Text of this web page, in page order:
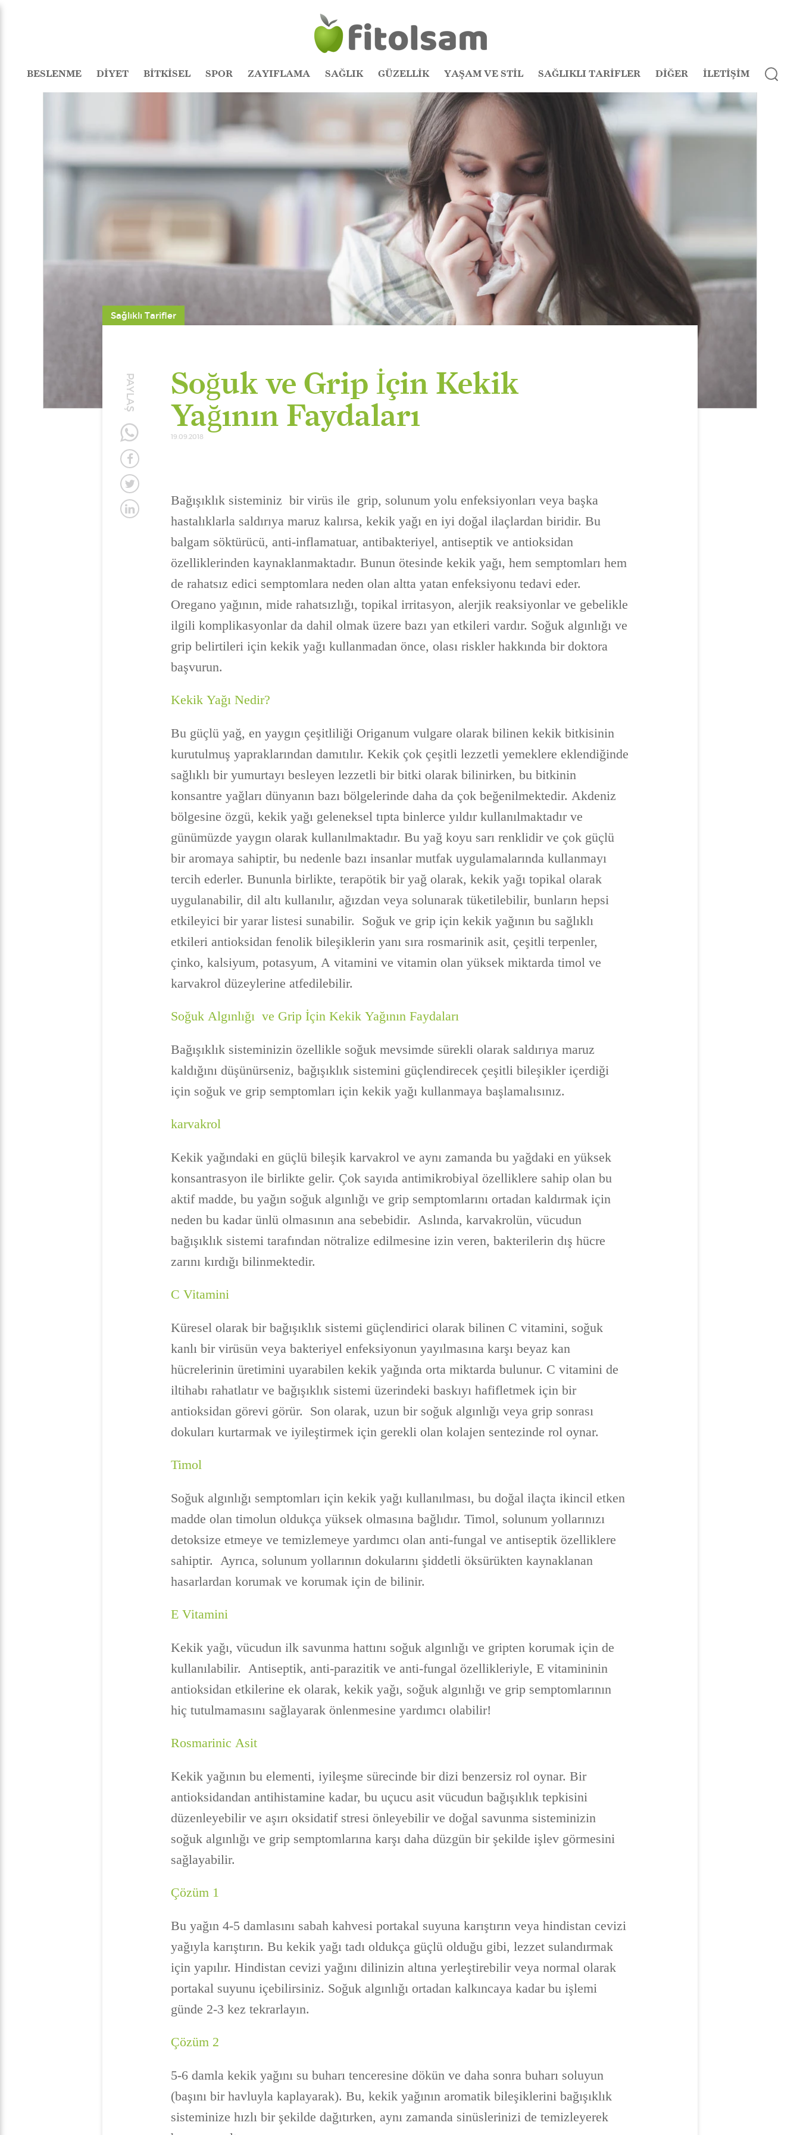
BESLENME DİYET BİTKİSEL SPOR ZAYIFLAMA SAĞLIK GÜZELLİK YAŞAM VE STİL SAĞLIKLI TARİFLER DİĞER İLETİŞİM
PAYLAŞ
Sağlıklı Tarifler
Soğuk ve Grip İçin Kekik
Yağının Faydaları
19.09.2018
Bağışıklık sisteminiz bir virüs ile grip, solunum yolu enfeksiyonları veya başka
hastalıklarla saldırıya maruz kalırsa, kekik yağı en iyi doğal ilaçlardan biridir. Bu
balgam söktürücü, anti-inflamatuar, antibakteriyel, antiseptik ve antioksidan
özelliklerinden kaynaklanmaktadır. Bunun ötesinde kekik yağı, hem semptomları hem
de rahatsız edici semptomlara neden olan altta yatan enfeksiyonu tedavi eder.
Oregano yağının, mide rahatsızlığı, topikal irritasyon, alerjik reaksiyonlar ve gebelikle
ilgili komplikasyonlar da dahil olmak üzere bazı yan etkileri vardır. Soğuk algınlığı ve
grip belirtileri için kekik yağı kullanmadan önce, olası riskler hakkında bir doktora
başvurun.
Kekik Yağı Nedir?
Bu güçlü yağ, en yaygın çeşitliliği Origanum vulgare olarak bilinen kekik bitkisinin
kurutulmuş yapraklarından damıtılır. Kekik çok çeşitli lezzetli yemeklere eklendiğinde
sağlıklı bir yumurtayı besleyen lezzetli bir bitki olarak bilinirken, bu bitkinin
konsantre yağları dünyanın bazı bölgelerinde daha da çok beğenilmektedir. Akdeniz
bölgesine özgü, kekik yağı geleneksel tıpta binlerce yıldır kullanılmaktadır ve
günümüzde yaygın olarak kullanılmaktadır. Bu yağ koyu sarı renklidir ve çok güçlü
bir aromaya sahiptir, bu nedenle bazı insanlar mutfak uygulamalarında kullanmayı
tercih ederler. Bununla birlikte, terapötik bir yağ olarak, kekik yağı topikal olarak
uygulanabilir, dil altı kullanılır, ağızdan veya solunarak tüketilebilir, bunların hepsi
etkileyici bir yarar listesi sunabilir. Soğuk ve grip için kekik yağının bu sağlıklı
etkileri antioksidan fenolik bileşiklerin yanı sıra rosmarinik asit, çeşitli terpenler,
çinko, kalsiyum, potasyum, A vitamini ve vitamin olan yüksek miktarda timol ve
karvakrol düzeylerine atfedilebilir.
Soğuk Algınlığı ve Grip İçin Kekik Yağının Faydaları
Bağışıklık sisteminizin özellikle soğuk mevsimde sürekli olarak saldırıya maruz
kaldığını düşünürseniz, bağışıklık sistemini güçlendirecek çeşitli bileşikler içerdiği
için soğuk ve grip semptomları için kekik yağı kullanmaya başlamalısınız.
karvakrol
Kekik yağındaki en güçlü bileşik karvakrol ve aynı zamanda bu yağdaki en yüksek
konsantrasyon ile birlikte gelir. Çok sayıda antimikrobiyal özelliklere sahip olan bu
aktif madde, bu yağın soğuk algınlığı ve grip semptomlarını ortadan kaldırmak için
neden bu kadar ünlü olmasının ana sebebidir. Aslında, karvakrolün, vücudun
bağışıklık sistemi tarafından nötralize edilmesine izin veren, bakterilerin dış hücre
zarını kırdığı bilinmektedir.
C Vitamini
Küresel olarak bir bağışıklık sistemi güçlendirici olarak bilinen C vitamini, soğuk
kanlı bir virüsün veya bakteriyel enfeksiyonun yayılmasına karşı beyaz kan
hücrelerinin üretimini uyarabilen kekik yağında orta miktarda bulunur. C vitamini de
iltihabı rahatlatır ve bağışıklık sistemi üzerindeki baskıyı hafifletmek için bir
antioksidan görevi görür. Son olarak, uzun bir soğuk algınlığı veya grip sonrası
dokuları kurtarmak ve iyileştirmek için gerekli olan kolajen sentezinde rol oynar.
Timol
Soğuk algınlığı semptomları için kekik yağı kullanılması, bu doğal ilaçta ikincil etken
madde olan timolun oldukça yüksek olmasına bağlıdır. Timol, solunum yollarınızı
detoksize etmeye ve temizlemeye yardımcı olan anti-fungal ve antiseptik özelliklere
sahiptir. Ayrıca, solunum yollarının dokularını şiddetli öksürükten kaynaklanan
hasarlardan korumak ve korumak için de bilinir.
E Vitamini
Kekik yağı, vücudun ilk savunma hattını soğuk algınlığı ve gripten korumak için de
kullanılabilir. Antiseptik, anti-parazitik ve anti-fungal özellikleriyle, E vitamininin
antioksidan etkilerine ek olarak, kekik yağı, soğuk algınlığı ve grip semptomlarının
hiç tutulmamasını sağlayarak önlenmesine yardımcı olabilir!
Rosmarinic Asit
Kekik yağının bu elementi, iyileşme sürecinde bir dizi benzersiz rol oynar. Bir
antioksidandan antihistamine kadar, bu uçucu asit vücudun bağışıklık tepkisini
düzenleyebilir ve aşırı oksidatif stresi önleyebilir ve doğal savunma sisteminizin
soğuk algınlığı ve grip semptomlarına karşı daha düzgün bir şekilde işlev görmesini
sağlayabilir.
Çözüm 1
Bu yağın 4-5 damlasını sabah kahvesi portakal suyuna karıştırın veya hindistan cevizi
yağıyla karıştırın. Bu kekik yağı tadı oldukça güçlü olduğu gibi, lezzet sulandırmak
için yapılır. Hindistan cevizi yağını dilinizin altına yerleştirebilir veya normal olarak
portakal suyunu içebilirsiniz. Soğuk algınlığı ortadan kalkıncaya kadar bu işlemi
günde 2-3 kez tekrarlayın.
Çözüm 2
5-6 damla kekik yağını su buharı tenceresine dökün ve daha sonra buharı soluyun
(başını bir havluyla kaplayarak). Bu, kekik yağının aromatik bileşiklerini bağışıklık
sisteminize hızlı bir şekilde dağıtırken, aynı zamanda sinüslerinizi de temizleyerek